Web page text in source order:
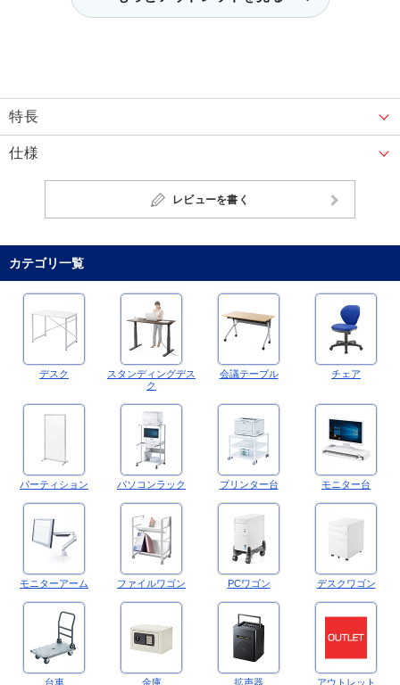
特長
仕様
レビューを書く
カテゴリ一覧
デスク
スタンディングデス
ク
会議テーブル チェア
パーティション パソコンラック プリンター台 モニター台
モニターアーム ファイルワゴン PCワゴン デスクワゴン
台車 金庫 拡声器 アウトレット